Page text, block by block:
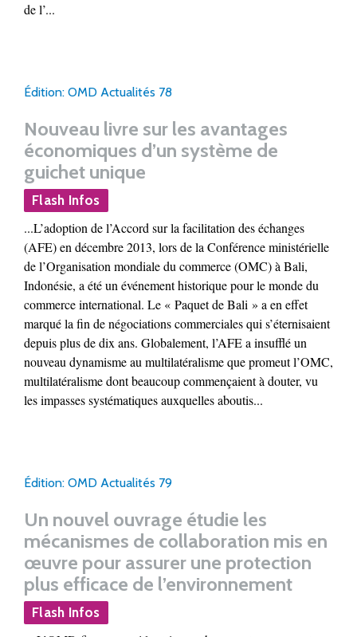
de l’...
Édition: OMD Actualités 78
Nouveau livre sur les avantages
économiques d’un système de
guichet unique
Flash Infos
...L’adoption de l’Accord sur la facilitation des échanges
(AFE) en décembre 2013, lors de la Conférence ministérielle
de l’Organisation mondiale du commerce (OMC) à Bali,
Indonésie, a été un événement historique pour le monde du
commerce international. Le « Paquet de Bali » a en effet
marqué la fin de négociations commerciales qui s’éternisaient
depuis plus de dix ans. Globalement, l’AFE a insufflé un
nouveau dynamisme au multilatéralisme que promeut l’OMC,
multilatéralisme dont beaucoup commençaient à douter, vu
les impasses systématiques auxquelles aboutis...
Édition: OMD Actualités 79
Un nouvel ouvrage étudie les
mécanismes de collaboration mis en
œuvre pour assurer une protection
plus efficace de l’environnement
Flash Infos